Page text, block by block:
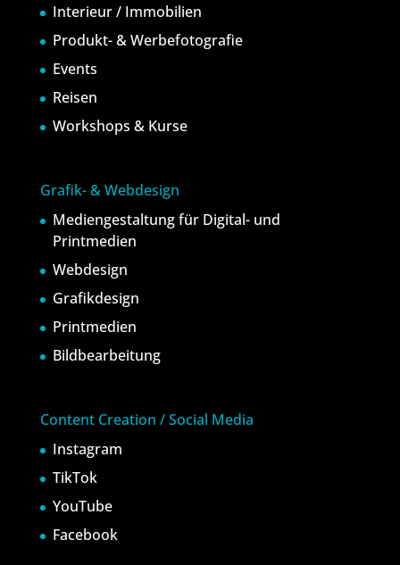
Interieur / Immobilien
Produkt- & Werbefotografie
Events
Reisen
Workshops & Kurse
Grafik- & Webdesign
Mediengestaltung für Digital- und
Printmedien
Webdesign
Grafikdesign
Printmedien
Bildbearbeitung
Content Creation / Social Media
Instagram
TikTok
YouTube
Facebook